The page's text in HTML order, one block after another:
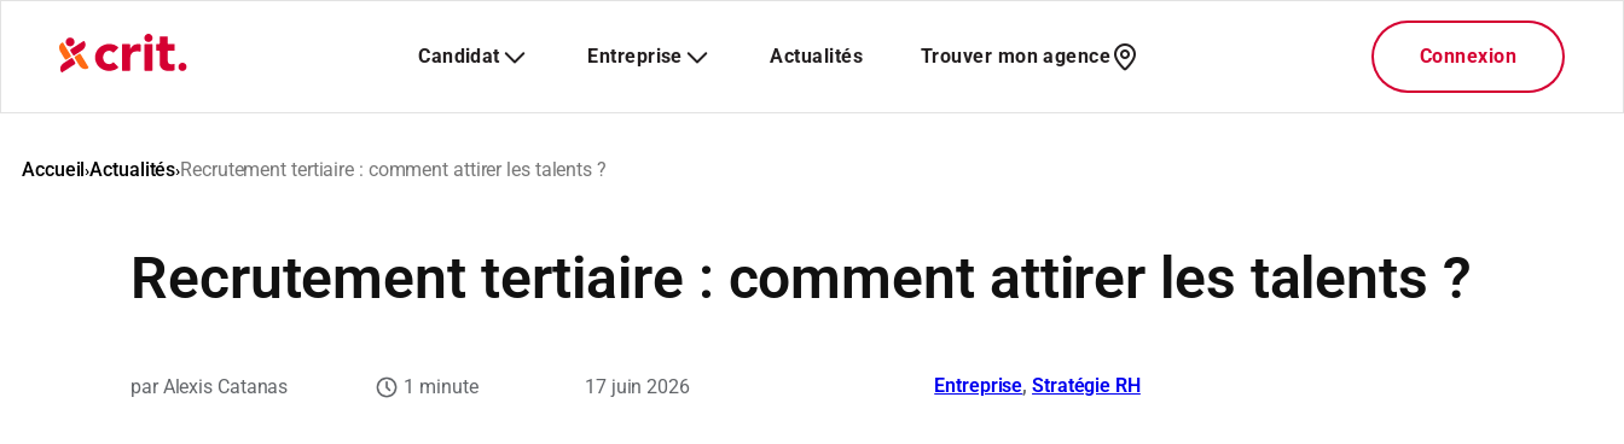
Accueil›Actualités›Recrutement tertiaire : comment attirer les talents ?
Recrutement tertiaire : comment attirer les talents ?
Alexis Catanas 1 minute 17 juin 2026 Entreprise, Stratégie RH